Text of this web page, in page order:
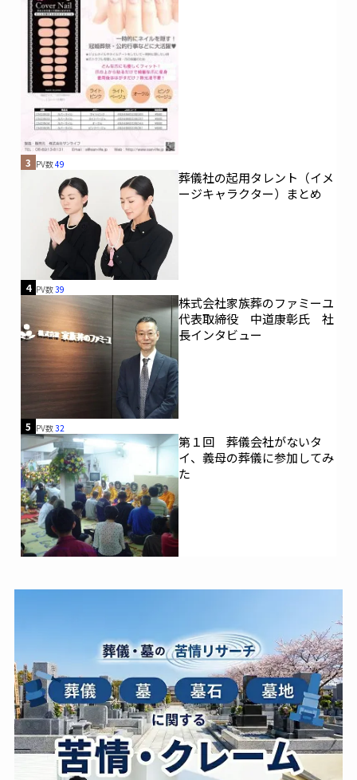
3 PV数49
葬儀社の起用タレント（イメ
ージキャラクター）まとめ
4 PV数39
株式会社家族葬のファミーユ
代表取締役 中道康彰氏 社
長インタビュー
5 PV数32
第１回 葬儀会社がないタ
イ、義母の葬儀に参加してみ
た